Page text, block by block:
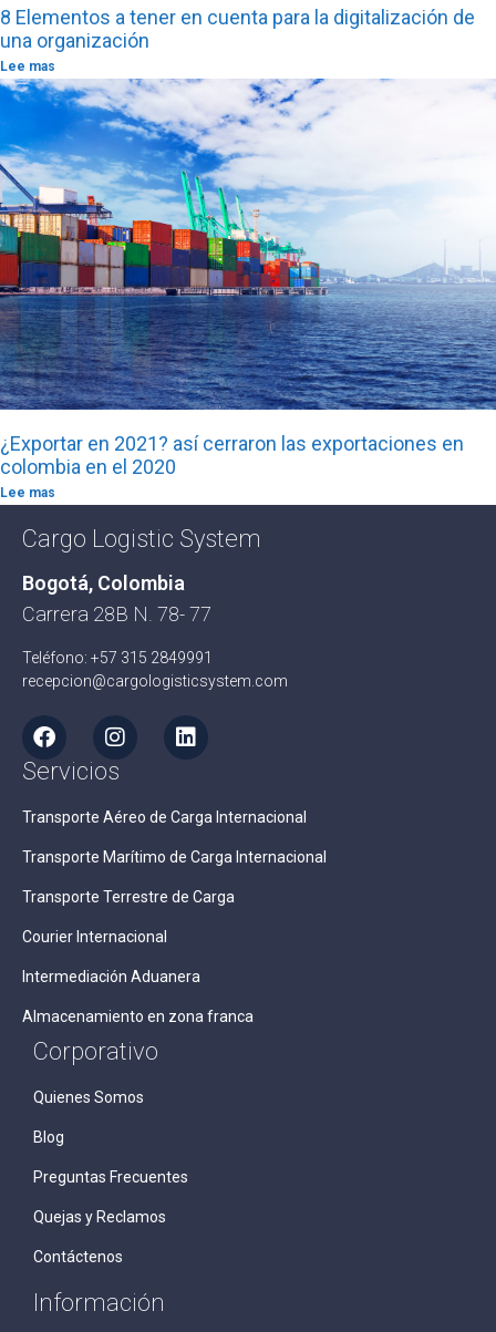
8 Elementos a tener en cuenta para la digitalización de
una organización
Lee mas
¿Exportar en 2021? así cerraron las exportaciones en
colombia en el 2020
Lee mas
Cargo Logistic System
Bogotá, Colombia
Carrera 28B N. 78- 77
Teléfono: +57 315 2849991
recepcion@cargologisticsystem.com
Servicios
Transporte Aéreo de Carga Internacional
Transporte Marítimo de Carga Internacional
Transporte Terrestre de Carga
Courier Internacional
Intermediación Aduanera
Almacenamiento en zona franca
Corporativo
Quienes Somos
Blog
Preguntas Frecuentes
Quejas y Reclamos
Contáctenos
Información